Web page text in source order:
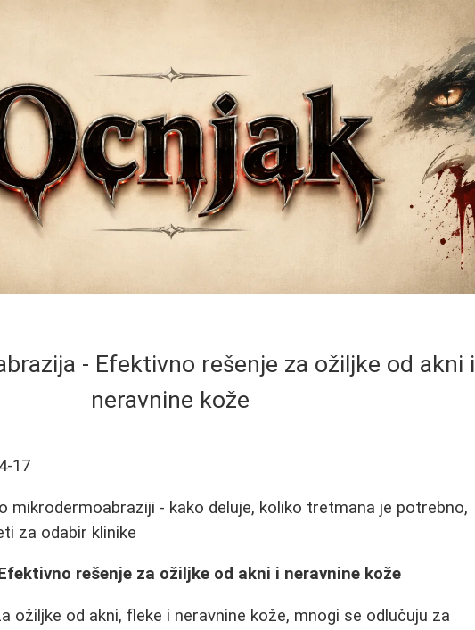
- Efektivno rešenje za ožiljke od akni i
neravnine kože
17
mikrodermoabraziji - kako deluje, koliko tretmana je potrebno,
za odabir klinike
rešenje za ožiljke od akni i neravnine kože
ožiljke od akni, fleke i neravnine kože, mnogi se odlučuju za